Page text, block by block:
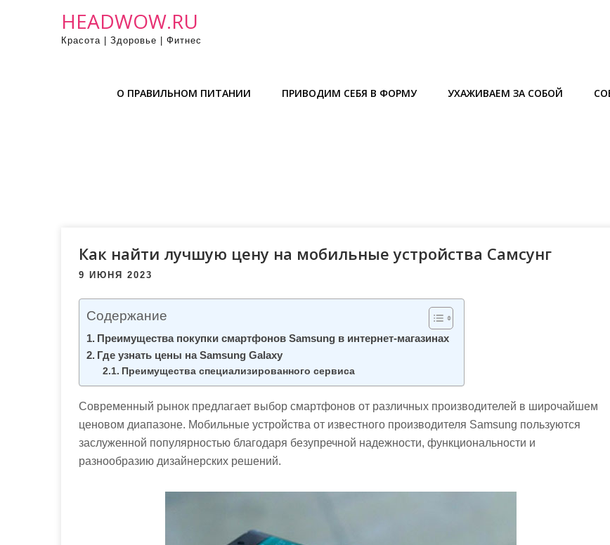
HEADWOW.RU
Красота | Здоровье | Фитнес
О ПРАВИЛЬНОМ ПИТАНИИ ПРИВОДИМ СЕБЯ В ФОРМУ УХАЖИВАЕМ ЗА СОБОЙ
Как найти лучшую цену на мобильные устройства Самсунг
9 ИЮНЯ 2023
Содержание
Преимущества покупки смартфонов Samsung в интернет-магазинах
Где узнать цены на Samsung Galaxy
Преимущества специализированного сервиса
Современный рынок предлагает выбор смартфонов от различных производителей в широчайшем
ценовом диапазоне. Мобильные устройства от известного производителя Samsung пользуются
заслуженной популярностью благодаря безупречной надежности, функциональности и
разнообразию дизайнерских решений.